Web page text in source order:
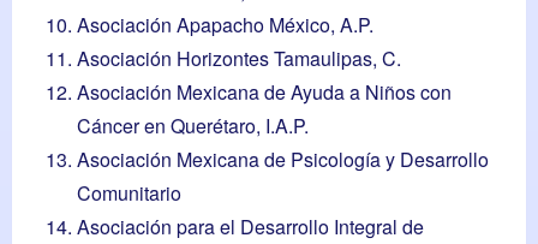
Asociación Apapacho México, A.P.
Asociación Horizontes Tamaulipas, C.
Asociación Mexicana de Ayuda a Niños con
Cáncer en Querétaro, I.A.P.
Asociación Mexicana de Psicología y Desarrollo
Comunitario
Asociación para el Desarrollo Integral de